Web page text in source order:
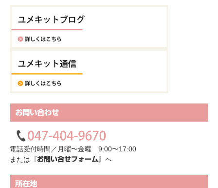
お問い合わせ
電話受付時間／月曜〜金曜 9:00〜17:00
または 『お問い合せフォーム』 へ
所在地